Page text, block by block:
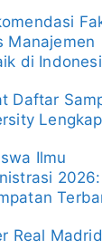
Manajemen
di
Daftar
Ilmu
2026:
Real Madrid